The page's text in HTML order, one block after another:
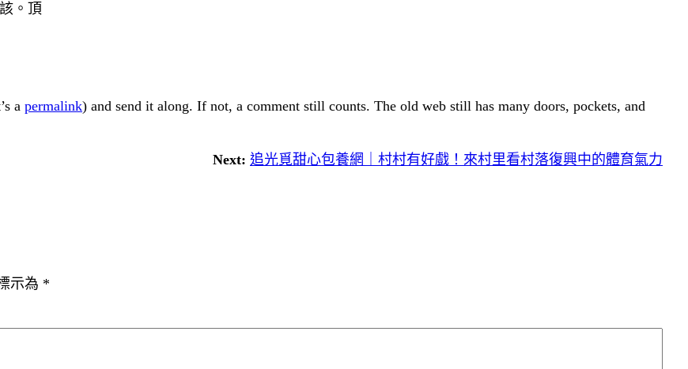
該。頂
a permalink) and send it along. If not, a comment still counts. The old web still has many doors, pockets, and
Next: 追光覓甜心包養網｜村村有好戲！來村里看村落復興中的體育氣力
示為 *